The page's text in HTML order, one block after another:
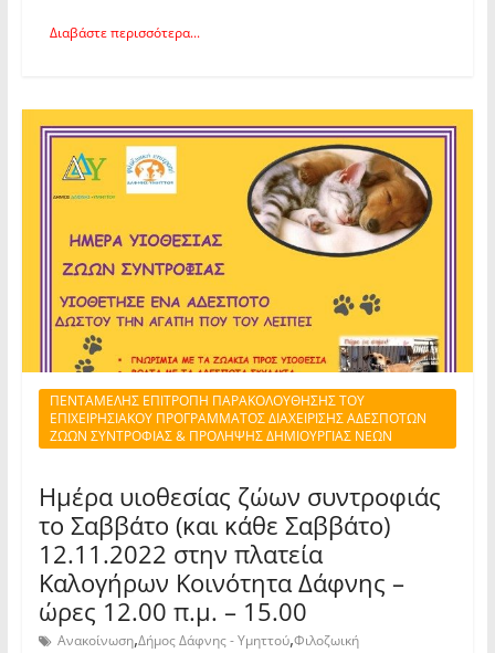
Διαβάστε περισσότερα...
ΠΕΝΤΑΜΕΛΗΣ ΕΠΙΤΡΟΠΗ ΠΑΡΑΚΟΛΟΥΘΗΣΗΣ ΤΟΥ
ΕΠΙΧΕΙΡΗΣΙΑΚΟΥ ΠΡΟΓΡΑΜΜΑΤΟΣ ΔΙΑΧΕΙΡΙΣΗΣ ΑΔΕΣΠΟΤΩΝ
ΖΩΩΝ ΣΥΝΤΡΟΦΙΑΣ & ΠΡΟΛΗΨΗΣ ΔΗΜΙΟΥΡΓΙΑΣ ΝΕΩΝ
Ημέρα υιοθεσίας ζώων συντροφιάς
το Σαββάτο (και κάθε Σαββάτο)
12.11.2022 στην πλατεία
Καλογήρων Κοινότητα Δάφνης –
ώρες 12.00 π.μ. – 15.00
Ανακοίνωση,Δήμος Δάφνης - Υμηττού,Φιλοζωική